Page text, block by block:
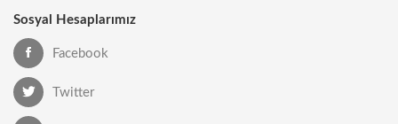
Sosyal Hesaplarımız
Facebook
Twitter